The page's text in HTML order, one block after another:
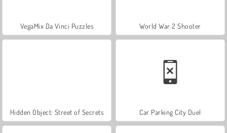
VegaMix Da Vinci Puzzles World War 2 Shooter
Hidden Object: Street of Secrets Car Parking City Duel